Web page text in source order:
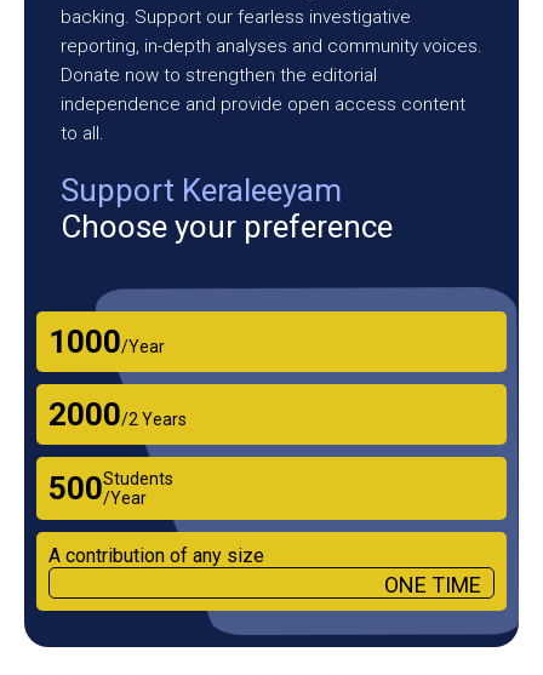
backing. Support our fearless investigative
reporting, in-depth analyses and community voices.
Donate now to strengthen the editorial
independence and provide open access content
to all.
Support Keraleeyam
Choose your preference
₹1000/Year
₹2000/2 Years
₹500Students
/Year
A contribution of any size
ONE TIME